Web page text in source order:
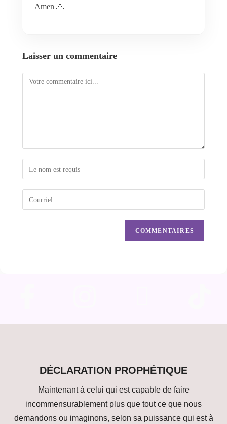
Amen 🙏
Laisser un commentaire
DÉCLARATION PROPHÉTIQUE
Maintenant à celui qui est capable de faire
incommensurablement plus que tout ce que nous
demandons ou imaginons, selon sa puissance qui est à